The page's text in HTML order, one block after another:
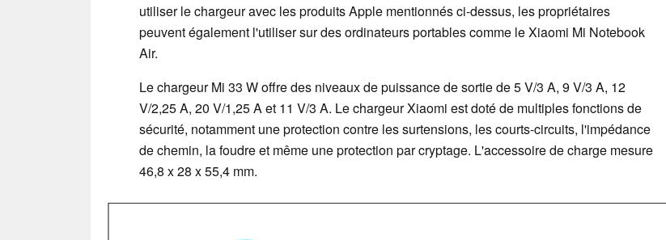
utiliser le chargeur avec les produits Apple mentionnés ci-dessus, les propriétaires
peuvent également l'utiliser sur des ordinateurs portables comme le Xiaomi Mi Notebook
Air.
Le chargeur Mi 33 W offre des niveaux de puissance de sortie de 5 V/3 A, 9 V/3 A, 12
V/2,25 A, 20 V/1,25 A et 11 V/3 A. Le chargeur Xiaomi est doté de multiples fonctions de
sécurité, notamment une protection contre les surtensions, les courts-circuits, l'impédance
de chemin, la foudre et même une protection par cryptage. L'accessoire de charge mesure
46,8 x 28 x 55,4 mm.